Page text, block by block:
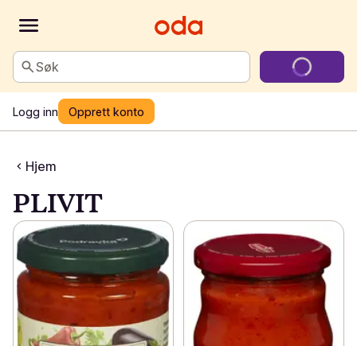
Søk
Logg inn Opprett konto
Hjem
PLIVIT